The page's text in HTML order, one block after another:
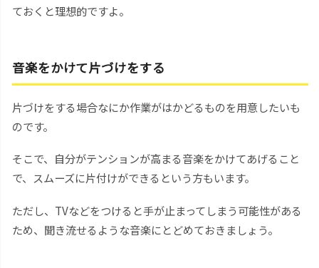
ておくと理想的ですよ。
音楽をかけて片づけをする
片づけをする場合なにか作業がはかどるものを用意したいも
のです。
そこで、自分がテンションが高まる音楽をかけてあげること
で、スムーズに片付けができるという方もいます。
ただし、TVなどをつけると手が止まってしまう可能性がある
ため、聞き流せるような音楽にとどめておきましょう。